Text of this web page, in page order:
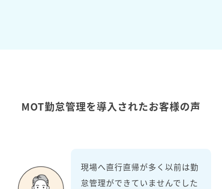
MOT勤怠管理を導入されたお客様の声
現場へ直行直帰が多く以前は勤
怠管理ができていませんでした